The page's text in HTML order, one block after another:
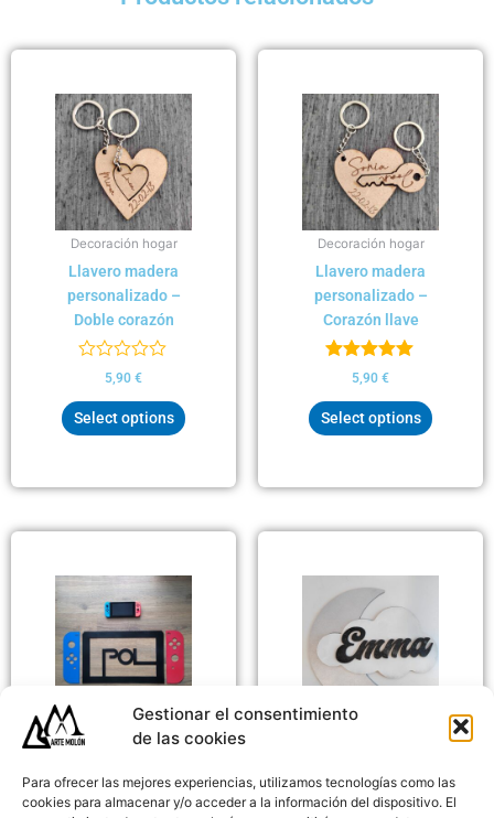
Gestionar el consentimiento
de las cookies
Para ofrecer las mejores experiencias, utilizamos tecnologías como las
cookies para almacenar y/o acceder a la información del dispositivo. El
Decoración hogar
Llavero madera
personalizado –
Doble corazón
Valorado
0
de
5
5,90 €
Select options
Decoración hogar
Llavero madera
personalizado –
Corazón llave
Valorado
con
5.00
de 5
5,90 €
Select options
Baby
con nombre
Baby
nombre
precios:
39,00 €
tiene
múltiples
variantes.
Las
opciones
en
la